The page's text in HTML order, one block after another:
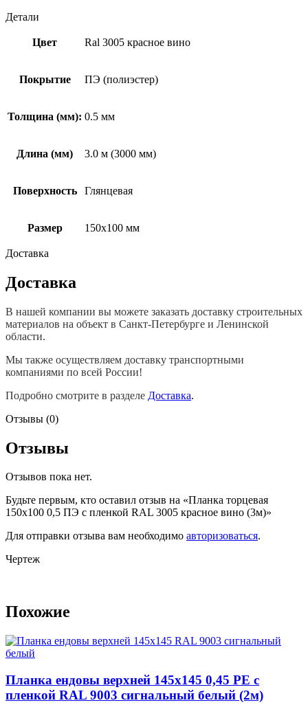
Детали
Цвет Ral 3005 красное вино
Покрытие ПЭ (полиэстер)
Толщина (мм): 0.5 мм
Длина (мм) 3.0 м (3000 мм)
Поверхность Глянцевая
Размер 150х100 мм
Доставка
Доставка
В нашей компании вы можете заказать доставку строительных
материалов на объект в Санкт-Петербурге и Ленинской
области.
Мы также осуществляем доставку транспортными
компаниями по всей России!
Подробно смотрите в разделе Доставка.
Отзывы (0)
Отзывы
Отзывов пока нет.
Будьте первым, кто оставил отзыв на «Планка торцевая
150х100 0,5 ПЭ с пленкой RAL 3005 красное вино (3м)»
Для отправки отзыва вам необходимо авторизоваться.
Чертеж
Похожие
Планка ендовы верхней 145х145 0,45 PE с
пленкой RAL 9003 сигнальный белый (2м)